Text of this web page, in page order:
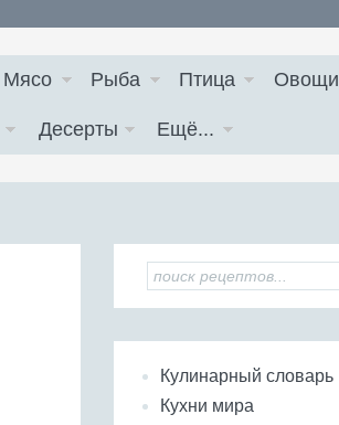
Мясо Рыба Птица Овощи
Десерты Ещё...
Кулинарный словарь
Кухни мира